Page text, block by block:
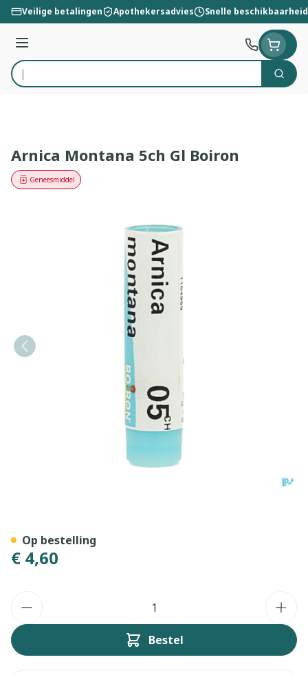
Ga naar de inhoud
Veilige betalingen Apothekersadvies Snelle beschikbaarheid
Menu
Product, merk, categorie...
Zoek
Arnica Montana 5ch Gl Boiron
Geneesmiddel
€ 4,60
Bestel
Op bestelling